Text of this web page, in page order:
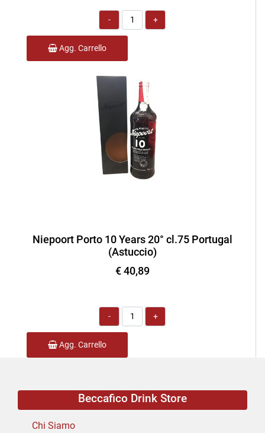
Quantità
Agg. Carrello
Niepoort Porto 10 Years 20° cl.75 Portugal
(Astuccio)
€ 40,89
Quantità
Agg. Carrello
Beccafico Drink Store
Chi Siamo